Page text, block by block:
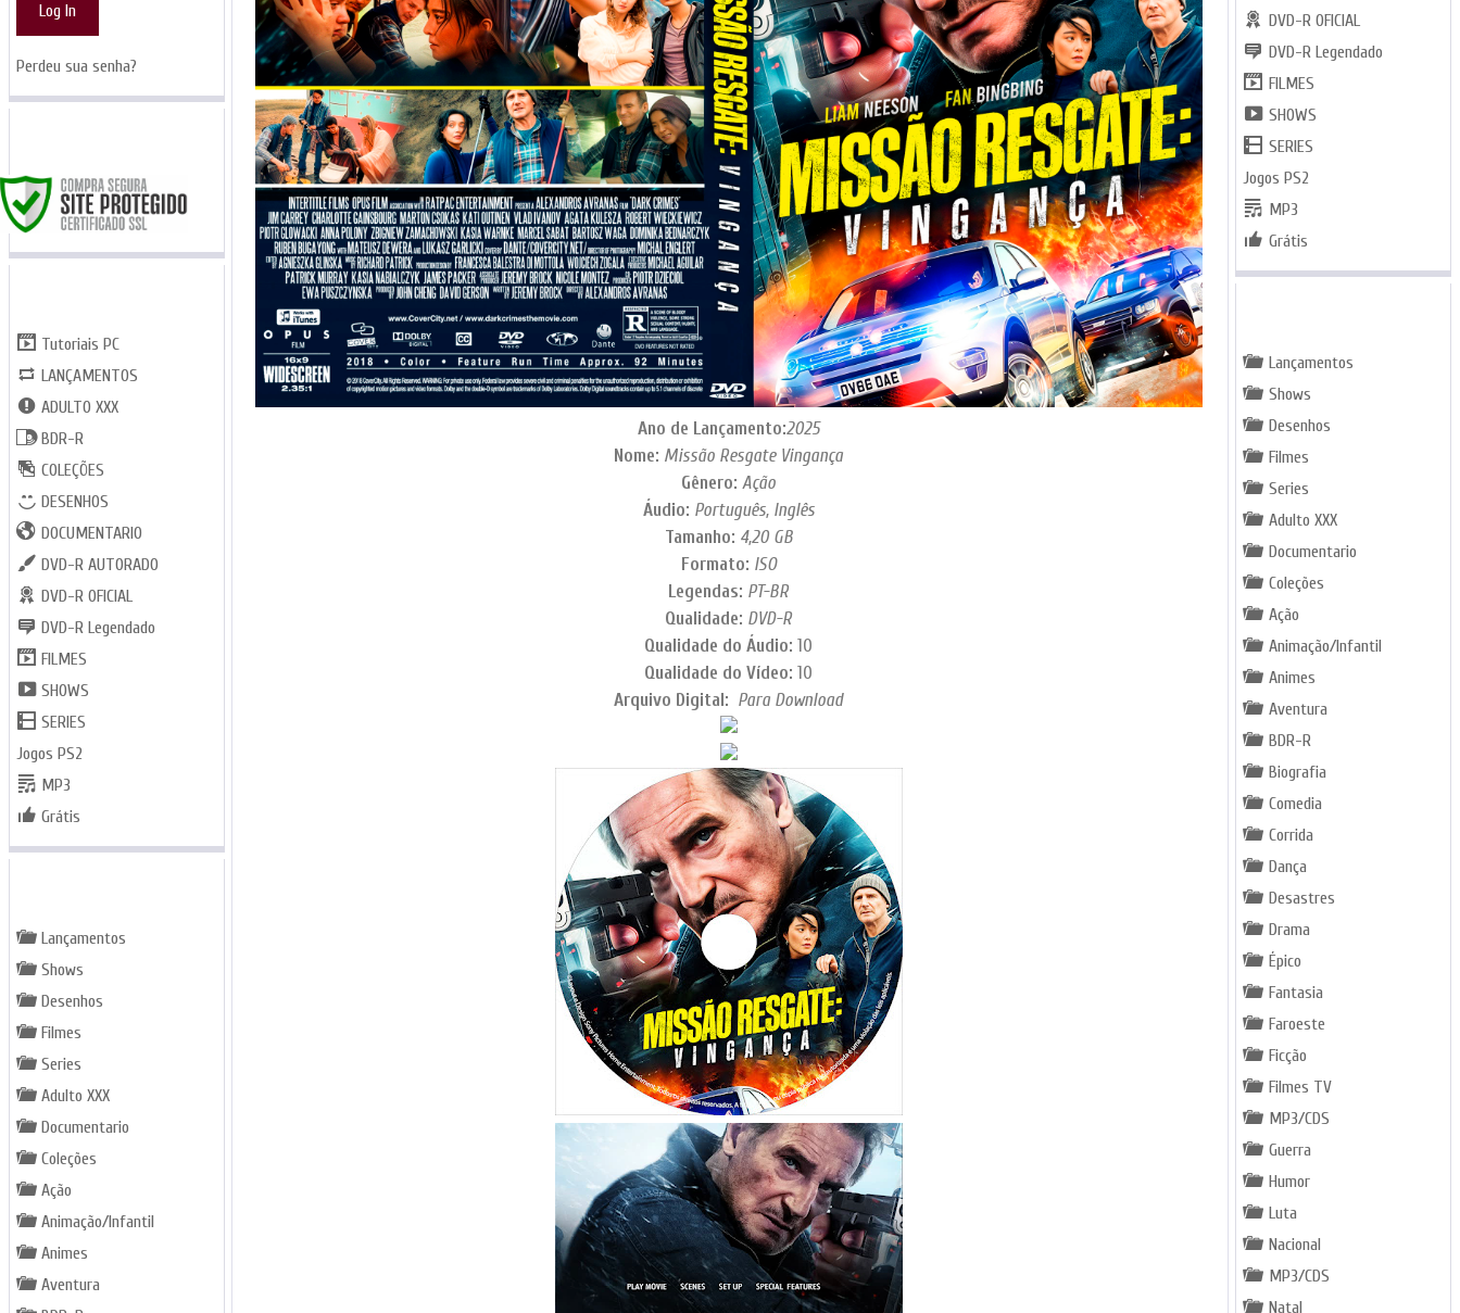
Ano de Lançamento:2025
Nome: Missão Resgate Vingança
Gênero: Ação
Áudio: Português, Inglês
Tamanho: 4,20 GB
Formato: ISO
Legendas: PT-BR
Qualidade: DVD-R
Qualidade do Áudio:10
Qualidade do Vídeo:10
Arquivo Digital: Para Download
Perdeu sua senha?
Tutoriais PC
LANÇAMENTOS
ADULTO XXX
BDR-R
COLEÇÕES
DESENHOS
DOCUMENTARIO
DVD-R AUTORADO
DVD-R OFICIAL
DVD-R Legendado
FILMES
SHOWS
SERIES
Jogos PS2
MP3
Grátis
Lançamentos
Shows
Desenhos
Filmes
Series
Adulto XXX
Documentario
Coleções
Ação
Animação/Infantil
Animes
Aventura
DVD-R OFICIAL
DVD-R Legendado
FILMES
SHOWS
SERIES
Jogos PS2
MP3
Grátis
Lançamentos
Shows
Desenhos
Filmes
Series
Adulto XXX
Documentario
Coleções
Ação
Animação/Infantil
Animes
Aventura
BDR-R
Biografia
Comedia
Corrida
Dança
Desastres
Drama
Épico
Fantasia
Faroeste
Ficção
Filmes TV
MP3/CDS
Guerra
Humor
Luta
Nacional
MP3/CDS
Natal